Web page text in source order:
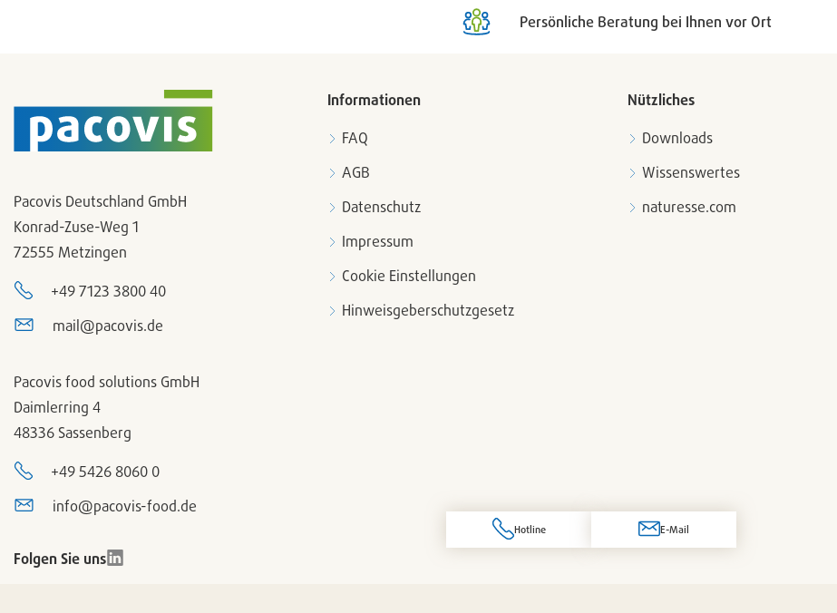
Persönliche Beratung bei Ihnen vor Ort
Pacovis Deutschland GmbH
Konrad-Zuse-Weg 1
72555 Metzingen
+49 7123 3800 40
mail@pacovis.de
Pacovis food solutions GmbH
Daimlerring 4
48336 Sassenberg
+49 5426 8060 0
info@pacovis-food.de
Folgen Sie uns
Informationen
FAQ
AGB
Datenschutz
Impressum
Cookie Einstellungen
Hinweisgeberschutzgesetz
Nützliches
Downloads
Wissenswertes
naturesse.com
Hotline E-Mail